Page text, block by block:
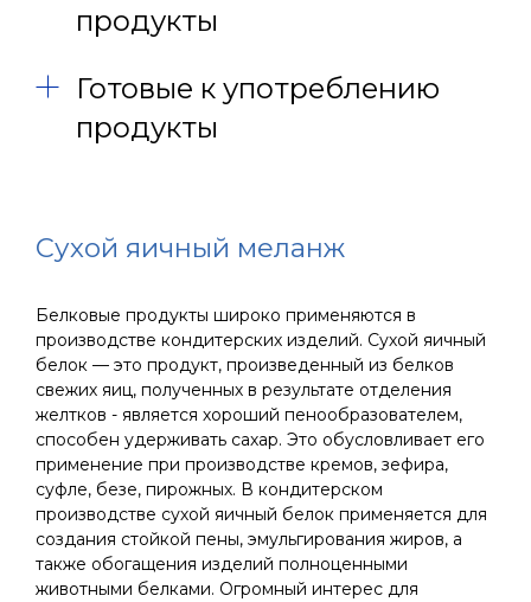
продукты
Готовые к употреблению
продукты
Сухой яичный меланж
Белковые продукты широко применяются в
производстве кондитерских изделий. Сухой яичный
белок — это продукт, произведенный из белков
свежих яиц, полученных в результате отделения
желтков - является хороший пенообразователем,
способен удерживать сахар. Это обусловливает его
применение при производстве кремов, зефира,
суфле, безе, пирожных. В кондитерском
производстве сухой яичный белок применяется для
создания стойкой пены, эмульгирования жиров, а
также обогащения изделий полноценными
животными белками. Огромный интерес для